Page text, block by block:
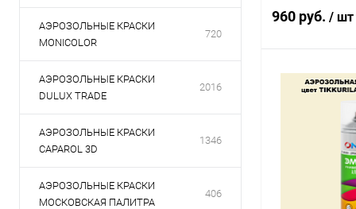
АЭРОЗОЛЬНЫЕ КРАСКИ
MONICOLOR
720
АЭРОЗОЛЬНЫЕ КРАСКИ
DULUX TRADE
2016
АЭРОЗОЛЬНЫЕ КРАСКИ
CAPAROL 3D
1346
АЭРОЗОЛЬНЫЕ КРАСКИ
МОСКОВСКАЯ ПАЛИТРА
406
960 руб. / шт
В
Купить в 1
В избранное